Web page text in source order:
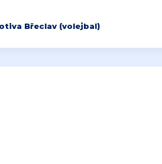
Břeclav (volejbal)